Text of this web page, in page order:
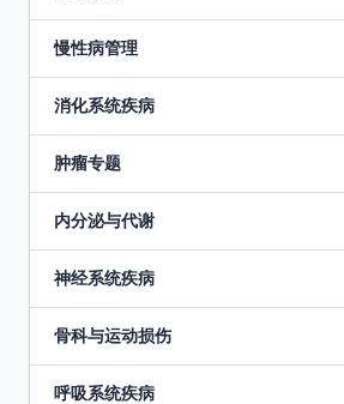
慢性病管理
消化系统疾病
肿瘤专题
内分泌与代谢
神经系统疾病
骨科与运动损伤
呼吸系统疾病